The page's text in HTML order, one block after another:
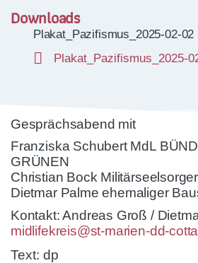
FÖRDERUNG
Downloads
Plakat_Pazifismus_2025-02-02
Plakat_Pazifismus_2025-
Gesprächsabend mit
Franziska Schubert MdL
GRÜNEN
Christian Bock
Dietmar Palme ehemaliger
Kontakt: Andreas Groß /
midlifekreis@st-marien-dd-
Text: dp